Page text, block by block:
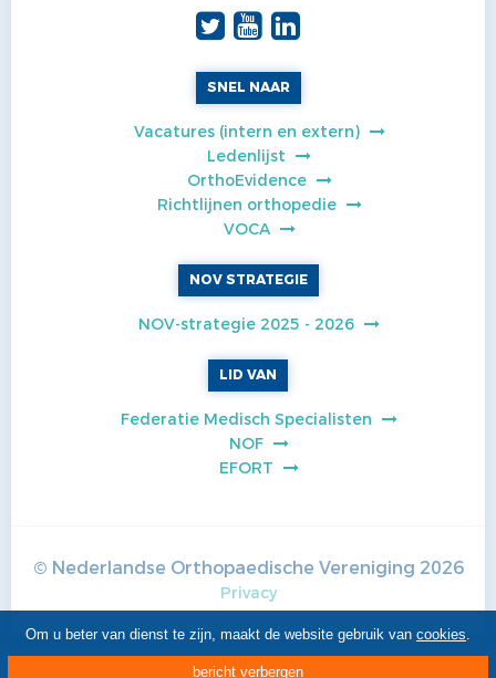
SNEL NAAR
Vacatures (intern en extern)
Ledenlijst
OrthoEvidence
Richtlijnen orthopedie
VOCA
NOV STRATEGIE
NOV-strategie 2025 - 2026
LID VAN
Federatie Medisch Specialisten
NOF
EFORT
© Nederlandse Orthopaedische Vereniging 2026
Privacy
Om u beter van dienst te zijn, maakt de website gebruik van cookies.
bericht verbergen